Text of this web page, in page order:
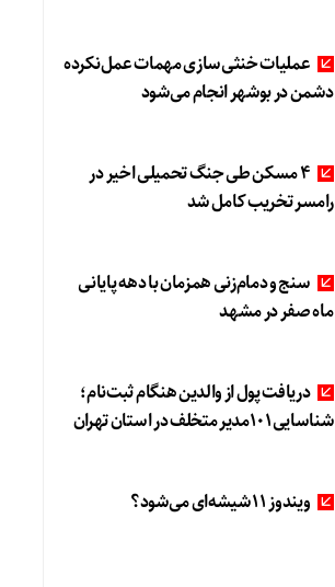
عملیات خنثی‌سازی مهمات عمل‌نکرده
دشمن در بوشهر انجام می‌شود
۴ مسکن طی جنگ تحمیلی اخیر در
رامسر تخریب کامل شد
سنج و دمام‌زنی همزمان با دهه پایانی
ماه صفر در مشهد
دریافت پول از والدین هنگام ثبت‌نام؛
شناسایی۱۰۱مدیر متخلف در استان تهران
ویندوز ۱۱ شیشه‌ای می‌شود؟